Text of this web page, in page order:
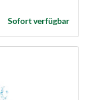
Sofort verfügbar